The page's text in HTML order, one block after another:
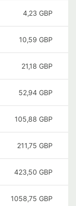
4,23 GBP
10,59 GBP
21,18 GBP
52,94 GBP
105,88 GBP
211,75 GBP
423,50 GBP
1058,75 GBP